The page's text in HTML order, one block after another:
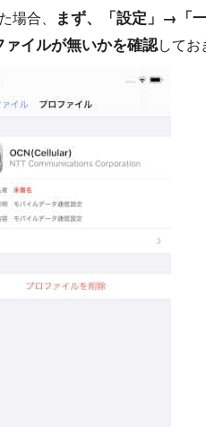
合、
まず、「設定」→「
イルが無いかを確認してお